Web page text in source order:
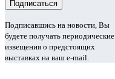
Подписавшись на новости, Вы
будете получать периодические
извещения о предстоящих
выставках на ваш e-mail.